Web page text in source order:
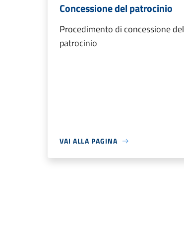
Concessione del patrocinio
Procedimento di concessione del
patrocinio
VAI ALLA PAGINA